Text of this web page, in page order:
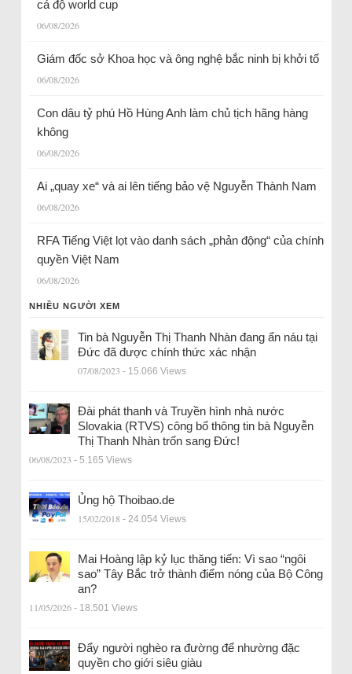
cá độ world cup
06/08/2026
Giám đốc sở Khoa học và ông nghệ bắc ninh bị khởi tố
06/08/2026
Con dâu tỷ phú Hồ Hùng Anh làm chủ tịch hãng hàng
không
06/08/2026
Ai „quay xe“ và ai lên tiếng bảo vệ Nguyễn Thành Nam
06/08/2026
RFA Tiếng Việt lọt vào danh sách „phản động“ của chính
quyền Việt Nam
06/08/2026
NHIỀU NGƯỜI XEM
Tin bà Nguyễn Thị Thanh Nhàn đang ẩn náu tại
Đức đã được chính thức xác nhận
07/08/2023 - 15.066 Views
Đài phát thanh và Truyền hình nhà nước
Slovakia (RTVS) công bố thông tin bà Nguyễn
Thị Thanh Nhàn trốn sang Đức!
06/08/2023 - 5.165 Views
Ủng hộ Thoibao.de
15/02/2018 - 24.054 Views
Mai Hoàng lập kỷ lục thăng tiến: Vì sao “ngôi
sao” Tây Bắc trở thành điểm nóng của Bộ Công
an?
11/05/2026 - 18.501 Views
Đẩy người nghèo ra đường để nhường đặc
quyền cho giới siêu giàu